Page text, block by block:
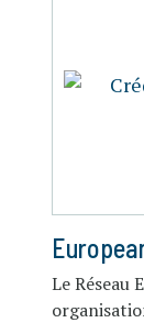
Le Réseau